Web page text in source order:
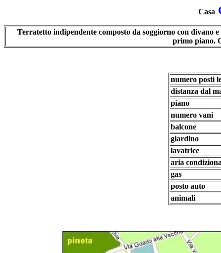
Casa
Terratetto indipendente composto da soggiorno con divano
primo piano.
numero posti
distanza dal
piano
numero vani
balcone
giardino
lavatrice
aria
gas
posto auto
animali